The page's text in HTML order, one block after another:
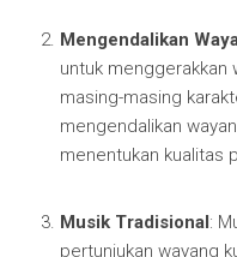
Mengendalikan
untuk menggerakkan
masing-masing
mengendalikan
menentukan kualitas
Musik Tradisional:
pertunjukan wayang